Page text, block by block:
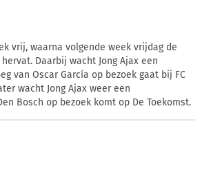
vrij, waarna volgende week vrijdag de
Daarbij wacht Jong Ajax een
van Oscar García op bezoek gaat bij FC
wacht Jong Ajax weer een
Bosch op bezoek komt op De Toekomst.